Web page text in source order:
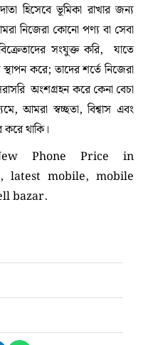
হিসেবে ভূমিকা রাখার জন্য
নিজেরা কোনো পণ্য বা সেবা
সংযুক্ত করি, যাতে
করে; তাদের শর্তে নিজেরা
অংশগ্রহন করে কেনা বেচা
আমরা স্বচ্ছতা, বিশ্বাস এবং
থাকি।
Phone Price in
latest mobile, mobile
bazar.